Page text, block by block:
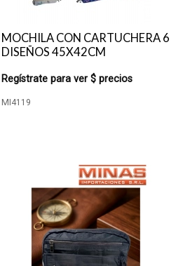
MOCHILA CON CARTUCHERA 6
DISEÑOS 45X42CM
Regístrate para ver $ precios
MI4119